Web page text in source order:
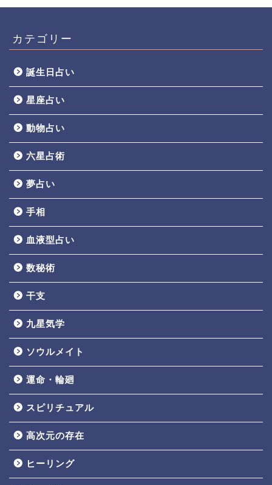
カテゴリー
誕生日占い
星座占い
動物占い
六星占術
夢占い
手相
血液型占い
数秘術
干支
九星気学
ソウルメイト
運命・輪廻
スピリチュアル
高次元の存在
ヒーリング